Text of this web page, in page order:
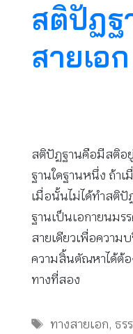
สติปัฏฐ
สายเอก
สติปัฏฐานคือมีสติอยู่
ฐานใดฐานหนึ่ง ถ้าเ
เมื่อนั้นไม่ได้ทำสติ
ฐานเป็นเอกายนมร
สายเดียวเพื่อความ
ความสิ้นตัณหาได้ต้
ทางที่สอง
Tags
ทางสายเอก, ธร